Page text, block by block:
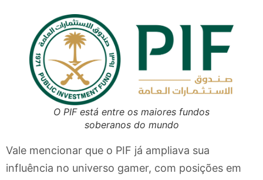
O PIF está entre os maiores fundos
soberanos do mundo
Vale mencionar que o PIF já ampliava sua
influência no universo gamer, com posições em